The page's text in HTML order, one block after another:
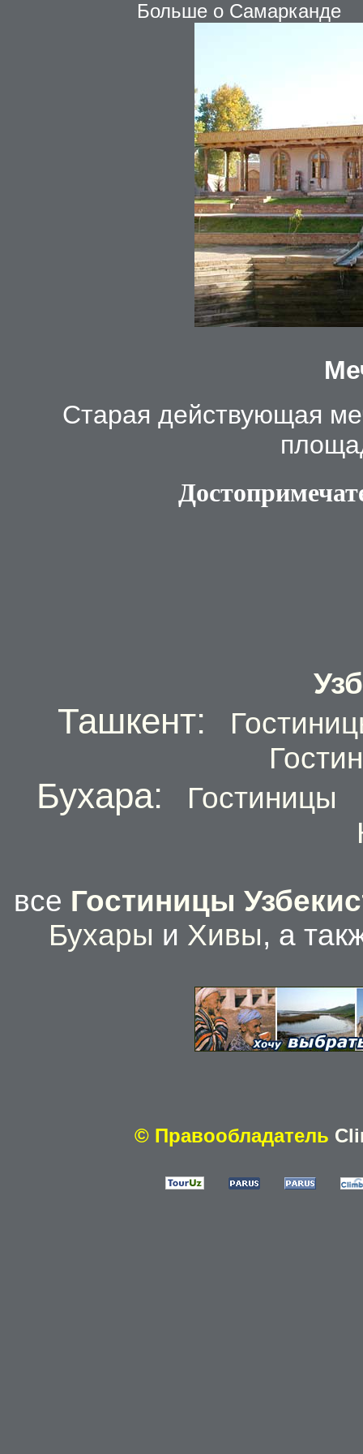
Больше о Самарканде
Старая действующая
Ташкент:
Бухара: Гостиницы
все Гостиницы
Бухары и Хивы, а
© Правообладатель